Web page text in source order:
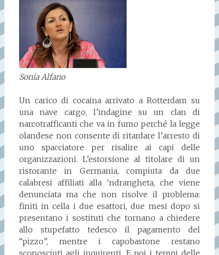
Sonia Alfano
Un carico di cocaina arrivato a Rotterdam su
una nave cargo, l’indagine su un clan di
narcotrafficanti che va in fumo perché la legge
olandese non consente di ritardare l’arresto di
uno spacciatore per risalire ai capi delle
organizzazioni. L’estorsione al titolare di un
ristorante in Germania, compiuta da due
calabresi affiliati alla ‘ndrangheta, che viene
denunciata ma che non risolve il problema:
finiti in cella i due esattori, due mesi dopo si
presentano i sostituti che tornano a chiedere
allo stupefatto tedesco il pagamento del
“pizzo”, mentre i capobastone restano
sconosciuti agli inquirenti. E poi i tempi delle